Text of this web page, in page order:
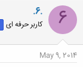
6
.6.
کاربر حرفه ای
May 9, 2014